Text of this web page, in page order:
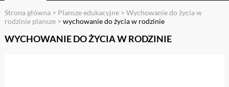
Strona główna > Plansze edukacyjne> Wychowanie do życia w
rodzinie plansze> wychowanie do życia w rodzinie
WYCHOWANIE DO ŻYCIA W RODZINIE